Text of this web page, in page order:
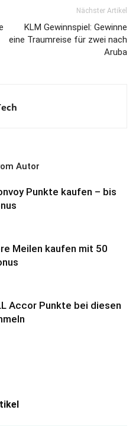
Nächster Artikel
KLM Gewinnspiel: Gewinne
eine Traumreise für zwei nach
Aruba
Autor
Punkte kaufen – bis
Meilen kaufen mit 50
Accor Punkte bei diesen